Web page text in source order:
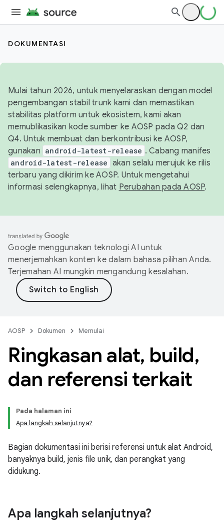
DOKUMENTASI
Mulai tahun 2026, untuk menyelaraskan dengan model
pengembangan stabil trunk kami dan memastikan
stabilitas platform untuk ekosistem, kami akan
memublikasikan kode sumber ke AOSP pada Q2 dan
Q4. Untuk membuat dan berkontribusi ke AOSP,
gunakan android-latest-release . Cabang manifes
android-latest-release akan selalu merujuk ke rilis
terbaru yang dikirim ke AOSP. Untuk mengetahui
informasi selengkapnya, lihat Perubahan pada AOSP.
Google menggunakan teknologi AI untuk
menerjemahkan konten ke dalam bahasa pilihan Anda.
Terjemahan AI mungkin mengandung kesalahan.
AOSP Dokumen Memulai
Ringkasan alat, build,
dan referensi terkait
Pada halaman ini
Apa langkah selanjutnya?
Bagian dokumentasi ini berisi referensi untuk alat Android,
banyaknya build, jenis file unik, dan perangkat yang
didukung.
Apa langkah selanjutnya?